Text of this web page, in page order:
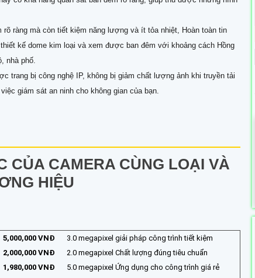
rõ ràng mà còn tiết kiệm năng lượng và ít tỏa nhiệt, Hoàn toàn tin
kế dome kim loại và xem được ban đêm với khoảng cách Hồng
nhà phố.
trang bị công nghệ IP, không bị giảm chất lượng ảnh khi truyền tải
giám sát an ninh cho không gian của bạn.
CỦA CAMERA CÙNG LOẠI VÀ
HIỆU
5,000,000 VNĐ
3.0 megapixel giải pháp công trình tiết kiệm
2,000,000 VNĐ
2.0 megapixel Chất lượng đúng tiêu chuẩn
1,980,000 VNĐ
5.0 megapixel Ứng dụng cho công trình giá rẻ